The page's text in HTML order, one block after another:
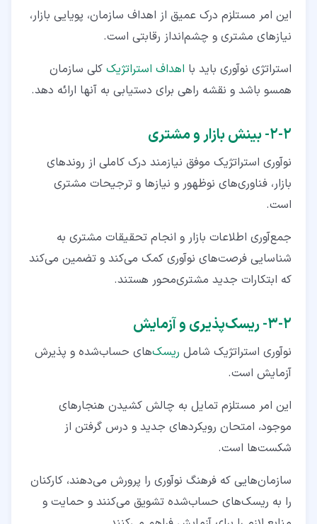
این امر مستلزم درک عمیق از اهداف سازمان، پویایی بازار،
نیازهای مشتری و چشم‌انداز رقابتی است.
استراتژی نوآوری باید با اهداف استراتژیک کلی سازمان
همسو باشد و نقشه راهی برای دستیابی به آنها ارائه دهد.
۲‏-‏۲‏- بینش بازار و مشتری
نوآوری استراتژیک موفق نیازمند درک کاملی از روندهای
بازار، فناوری‌های نوظهور و نیازها و ترجیحات مشتری
است.
جمع‌آوری اطلاعات بازار و انجام تحقیقات مشتری به
شناسایی فرصت‌های نوآوری کمک می‌کند و تضمین می‌کند
که ابتکارات جدید مشتری‌محور هستند.
۲‏-‏۳‏- ریسک‌پذیری و آزمایش
نوآوری استراتژیک شامل ریسک‌های حساب‌شده و پذیرش
آزمایش است.
این امر مستلزم تمایل به چالش کشیدن هنجارهای
موجود، امتحان رویکردهای جدید و درس گرفتن از
شکست‌ها است.
سازمان‌هایی که فرهنگ نوآوری را پرورش می‌دهند، کارکنان
را به ریسک‌های حساب‌شده تشویق می‌کنند و حمایت و